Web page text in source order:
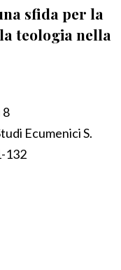
sfida per la
teologia nella
8
Ecumenici S.
132